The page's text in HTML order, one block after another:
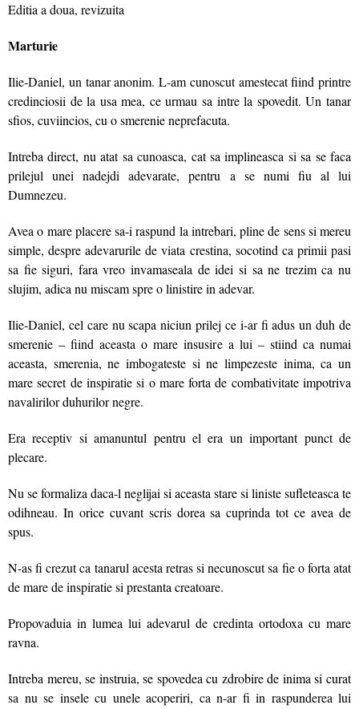
Editia a doua, revizuita
Marturie
Ilie-Daniel, un tanar anonim. L-am cunoscut amestecat fiind printre
credinciosii de la usa mea, ce urmau sa intre la spovedit. Un tanar
sfios, cuviincios, cu o smerenie neprefacuta.
Intreba direct, nu atat sa cunoasca, cat sa implineasca si sa se faca
prilejul unei nadejdi adevarate, pentru a se numi fiu al lui
Dumnezeu.
Avea o mare placere sa-i raspund la intrebari, pline de sens si mereu
simple, despre adevarurile de viata crestina, socotind ca primii pasi
sa fie siguri, fara vreo invamaseala de idei si sa ne trezim ca nu
slujim, adica nu miscam spre o linistire in adevar.
Ilie-Daniel, cel care nu scapa niciun prilej ce i-ar fi adus un duh de
smerenie – fiind aceasta o mare insusire a lui – stiind ca numai
aceasta, smerenia, ne imbogateste si ne limpezeste inima, ca un
mare secret de inspiratie si o mare forta de combativitate impotriva
navalirilor duhurilor negre.
Era receptiv si amanuntul pentru el era un important punct de
plecare.
Nu se formaliza daca-l neglijai si aceasta stare si liniste sufleteasca te
odihneau. In orice cuvant scris dorea sa cuprinda tot ce avea de
spus.
N-as fi crezut ca tanarul acesta retras si necunoscut sa fie o forta atat
de mare de inspiratie si prestanta creatoare.
Propovaduia in lumea lui adevarul de credinta orto­doxa cu mare
ravna.
Intreba mereu, se instruia, se spovedea cu zdrobire de inima si curat
sa nu se insele cu unele acoperiri, ca n-ar fi in raspunderea lui